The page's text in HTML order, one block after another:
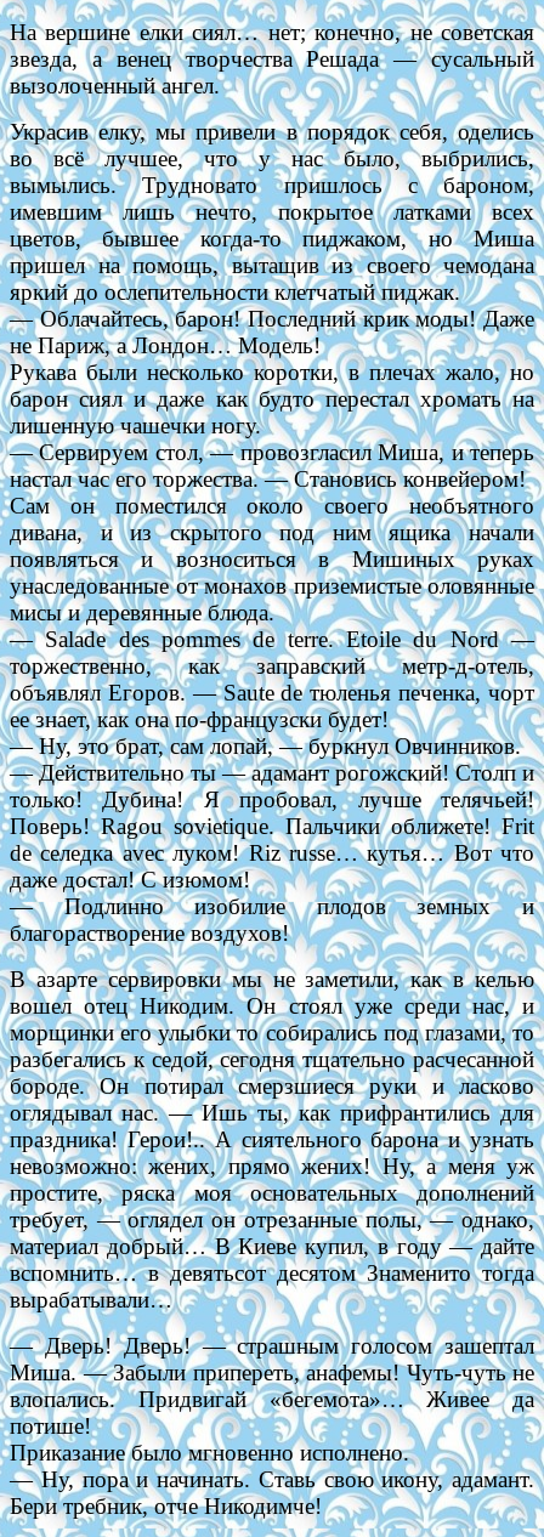
На вершине елки сиял… нет; конечно, не советская
звезда, а венец творчества Решада — сусальный
вызолоченный ангел.
Украсив елку, мы привели в порядок себя, оделись
во всё лучшее, что у нас было, выбрились,
вымылись. Трудновато пришлось с бароном,
имевшим лишь нечто, покрытое латками всех
цветов, бывшее когда-то пиджаком, но Миша
пришел на помощь, вытащив из своего чемодана
яркий до ослепительности клетчатый пиджак.
— Облачайтесь, барон! Последний крик моды! Даже
не Париж, а Лондон… Модель!
Рукава были несколько коротки, в плечах жало, но
барон сиял и даже как будто перестал хромать на
лишенную чашечки ногу.
— Сервируем стол, — провозгласил Миша, и теперь
настал час его торжества. — Становись конвейером!
Сам он поместился около своего необъятного
дивана, и из скрытого под ним ящика начали
появляться и возноситься в Мишиных руках
унаследованные от монахов приземистые оловянные
мисы и деревянные блюда.
— Salade des pommes de terre. Etoile du Nord —
торжественно, как заправский метр-д-отель,
объявлял Егоров. — Saute de тюленья печенка, чорт
ее знает, как она по-французски будет!
— Ну, это брат, сам лопай, — буркнул Овчинников.
— Действительно ты — адамант рогожский! Столп и
только! Дубина! Я пробовал, лучше телячьей!
Поверь! Ragou sovietique. Пальчики оближете! Frit
de селедка avec луком! Riz russe… кутья… Вот что
даже достал! С изюмом!
— Подлинно изобилие плодов земных и
благорастворение воздухов!
В азарте сервировки мы не заметили, как в келью
вошел отец Никодим. Он стоял уже среди нас, и
морщинки его улыбки то собирались под глазами, то
разбегались к седой, сегодня тщательно расчесанной
бороде. Он потирал смерзшиеся руки и ласково
оглядывал нас. — Ишь ты, как прифрантились для
праздника! Герои!.. А сиятельного барона и узнать
невозможно: жених, прямо жених! Ну, а меня уж
простите, ряска моя основательных дополнений
требует, — оглядел он отрезанные полы, — однако,
материал добрый… В Киеве купил, в году — дайте
вспомнить… в девятьсот десятом Знаменито тогда
вырабатывали…
— Дверь! Дверь! — страшным голосом зашептал
Миша. — Забыли припереть, анафемы! Чуть-чуть не
влопались. Придвигай «бегемота»… Живее да
потише!
Приказание было мгновенно исполнено.
— Ну, пора и начинать. Ставь свою икону, адамант.
Бери требник, отче Никодимче!